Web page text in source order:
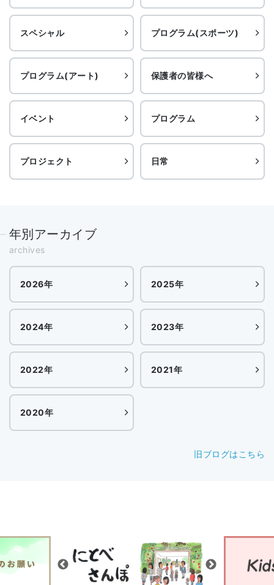
スペシャル プログラム(スポーツ)
プログラム(アート) 保護者の皆様へ
イベント プログラム
プロジェクト 日常
年別アーカイブ
archives
2026年 2025年
2024年 2023年
2022年 2021年
2020年
旧ブログはこちら